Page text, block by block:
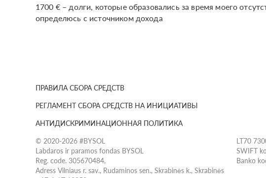
1700 € – долги, которые образовались за время моего
определюсь с источником дохода
ПРАВИЛА СБОРА СРЕДСТВ
РЕГЛАМЕНТ СБОРА СРЕДСТВ НА ИНИЦИАТИВЫ
АНТИДИСКРИМИНАЦИОННАЯ ПОЛИТИКА
© 2020-2026 #BYSOL
Labdaros ir paramos fondas BYSOL
Reg. code. 305670484,
Adress Vilniaus r. sav., Rudaminos sen., Skrabinės k., Skrabinės
LT70
SWIFT
Banko